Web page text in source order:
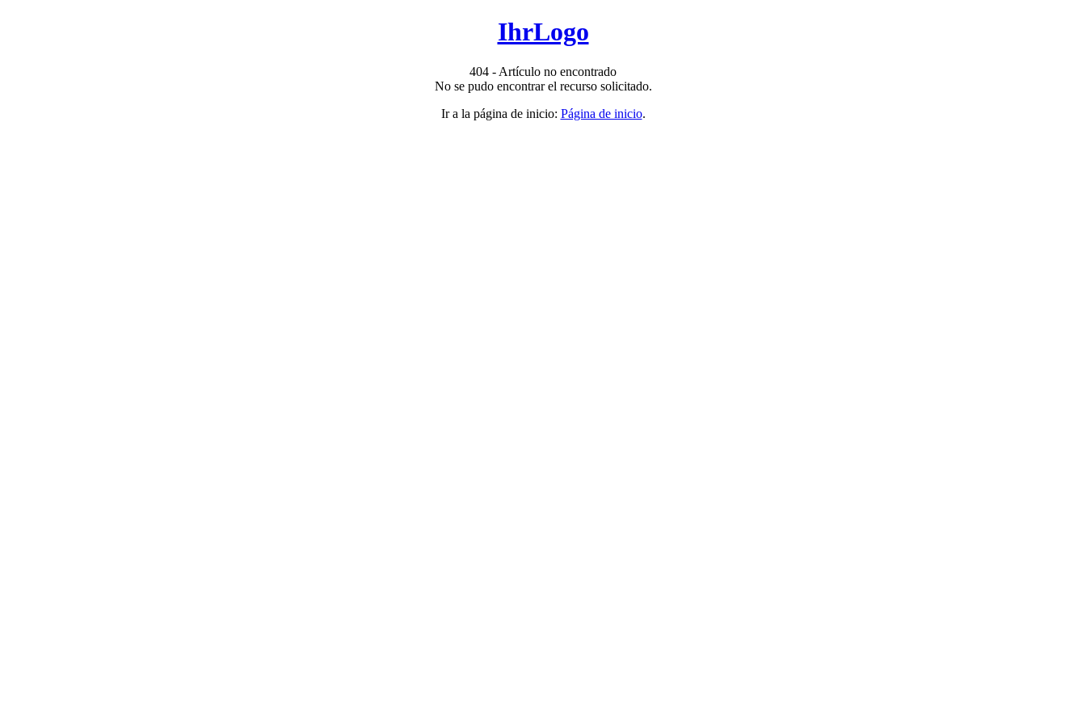
IhrLogo
404 - Artículo no encontrado
No se pudo encontrar el recurso solicitado.
Ir a la página de inicio: Página de inicio.